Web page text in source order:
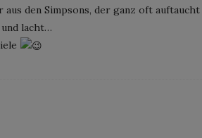
den Simpsons, der ganz oft
lacht…